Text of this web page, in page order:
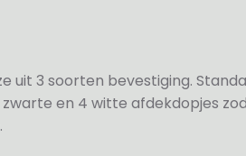
uit 3 soorten bevestiging.
en 4 witte afdekdopjes